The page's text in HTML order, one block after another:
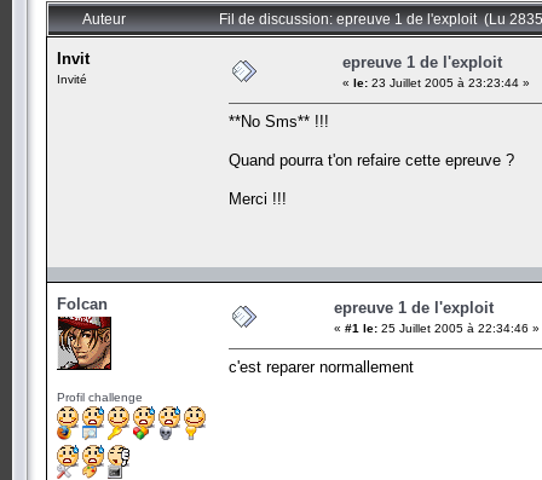
Auteur Fil de discussion: epreuve 1 de l'exploit (Lu
Invit
Invité
epreuve 1 de l'exploit
« le: 23 Juillet 2005 à 23:23:44 »
**No Sms** !!!
Quand pourra t'on refaire cette epreuve ?
Merci !!!
Folcan
Profil challenge
epreuve 1 de l'exploit
« #1 le: 25 Juillet 2005 à 22:34:46 »
c'est reparer normallement